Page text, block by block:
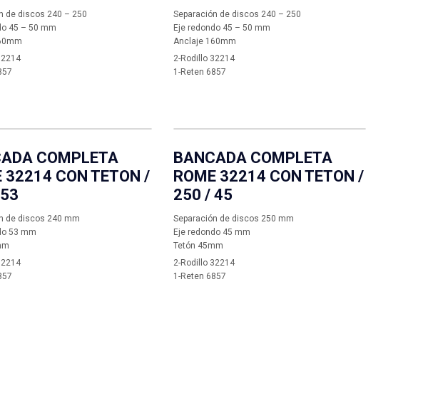
de discos 240 – 250
45 – 50 mm
Separación de discos 240 – 250
Eje redondo 45 – 50 mm
Anclaje 160mm
2-Rodillo 32214
1-Reten 6857
COMPLETA
32214 CON TETON /
de discos 240 mm
53 mm
BANCADA COMPLETA
ROME 32214 CON TETON /
250 / 45
Separación de discos 250 mm
Eje redondo 45 mm
Tetón 45mm
2-Rodillo 32214
1-Reten 6857